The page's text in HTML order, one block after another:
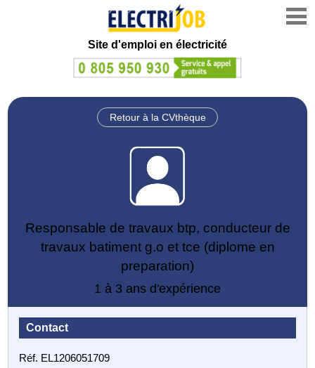
Site d'emploi en électricité
Retour à la CVthèque
Responsable de travaux btp, conducteur de
travaux batiment g.o et tce (diplome en
preparation)
1 à 3 ans d'expérience
Contact
Réf. EL1206051709